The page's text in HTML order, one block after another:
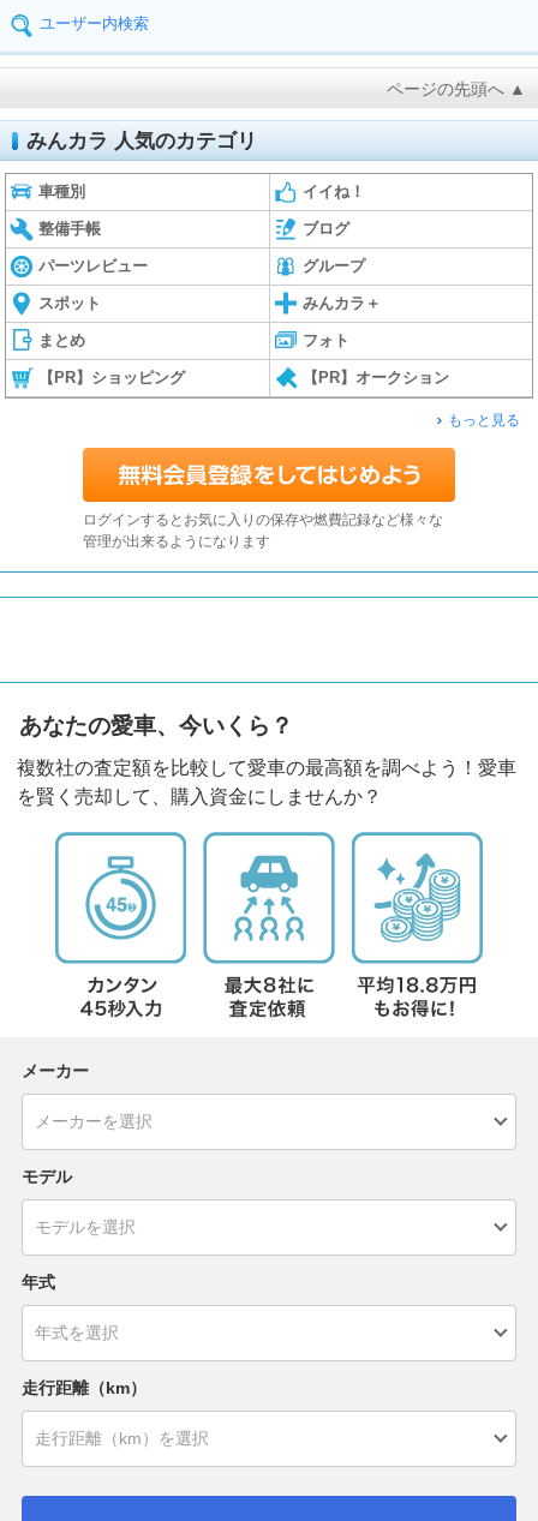
ユーザー内検索
ページの先頭へ ▲
みんカラ 人気のカテゴリ
車種別 イイね！
整備手帳 ブログ
パーツレビュー グループ
スポット みんカラ＋
まとめ フォト
【PR】ショッピング 【PR】オークション
もっと見る
ログインするとお気に入りの保存や燃費記録など様々な
管理が出来るようになります
あなたの愛車、今いくら？
複数社の査定額を比較して愛車の最高額を調べよう！愛車
を賢く売却して、購入資金にしませんか？
メーカー
モデル
年式
走行距離（km）